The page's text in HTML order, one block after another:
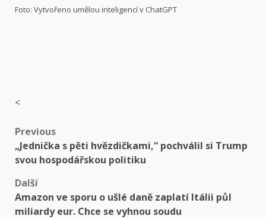
Foto: Vytvořeno umělou inteligencí v ChatGPT
<
Post
navigation
Previous
„Jednička s pěti hvězdičkami,“ pochválil si Trump
svou hospodářskou politiku
Další
Amazon ve sporu o ušlé daně zaplatí Itálii půl
miliardy eur. Chce se vyhnou soudu